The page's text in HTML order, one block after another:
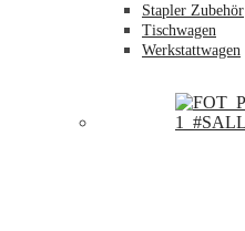
Stapler Zubehör
Tischwagen
Werkstattwagen